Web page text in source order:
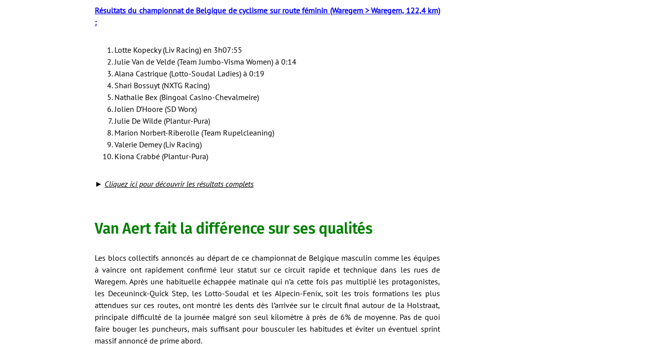
Résultats du championnat de Belgique de cyclisme sur route féminin (Waregem > Waregem, 122,4 km)
:
Lotte Kopecky (Liv Racing) en 3h07:55
Julie Van de Velde (Team Jumbo-Visma Women) à 0:14
Alana Castrique (Lotto-Soudal Ladies) à 0:19
Shari Bossuyt (NXTG Racing)
Nathalie Bex (Bingoal Casino-Chevalmeire)
Jolien D’Hoore (SD Worx)
Julie De Wilde (Plantur-Pura)
Marion Norbert-Riberolle (Team Rupelcleaning)
Valerie Demey (Liv Racing)
Kiona Crabbé (Plantur-Pura)
► Cliquez ici pour découvrir les résultats complets
Van Aert fait la différence sur ses qualités
Les blocs collectifs annoncés au départ de ce championnat de Belgique masculin comme les équipes
à vaincre ont rapidement confirmé leur statut sur ce circuit rapide et technique dans les rues de
Waregem. Après une habituelle échappée matinale qui n’a cette fois pas multiplié les protagonistes,
les Deceuninck-Quick Step, les Lotto-Soudal et les Alpecin-Fenix, soit les trois formations les plus
attendues sur ces routes, ont montré les dents dès l’arrivée sur le circuit final autour de la Holstraat,
principale difficulté de la journée malgré son seul kilomètre à près de 6% de moyenne. Pas de quoi
faire bouger les puncheurs, mais suffisant pour bousculer les habitudes et éviter un éventuel sprint
massif annoncé de prime abord.